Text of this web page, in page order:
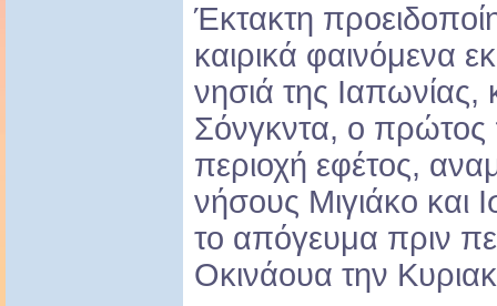
Έκτακτη
καιρικά φαινόμενα
νησιά της
Σόνγκντα, ο πρώτος
περιοχή εφέτος,
νήσους Μιγιάκο και
το απόγευμα πριν
Οκινάουα την